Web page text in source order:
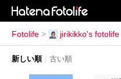
Fotolife > jirikikko's fotolife
新しい順 古い順